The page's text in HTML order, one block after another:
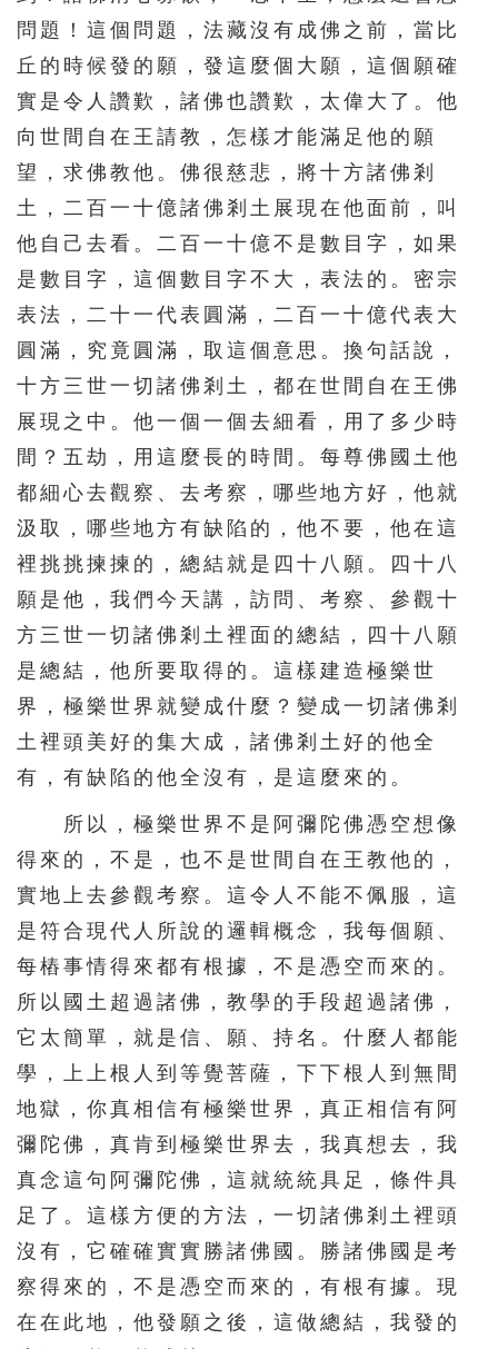
236 237 238 239 240
241 242 243 244 245
246 247 248 249 250
251 252 253 254 255
257 258 259 260
266 267 268 269 270
271 272 273 274 275
276 277 278 279 280
281 282 283 284 285
291 292 293 294 295
296 297 298 299 300
301 302 303 304 305
306 307 308 309 310
316 317 318 319 320
321 322 323 324
326 327 328 329 330
331 332 333 334 335
336 337 338 339 340
341 342 343 344 345
351 352 353 354 355
356 357 358 359 360
361 362 363 364 365
366 367 368 369 370
371 372 373 374 375
381 382 383 384 385
386 387 388 389 390
問題！這個問題，法藏沒有成佛之前，當比
丘的時候發的願，發這麼個大願，這個願確
實是令人讚歎，諸佛也讚歎，太偉大了。他
向世間自在王請教，怎樣才能滿足他的願
望，求佛教他。佛很慈悲，將十方諸佛剎
土，二百一十億諸佛剎土展現在他面前，叫
他自己去看。二百一十億不是數目字，如果
是數目字，這個數目字不大，表法的。密宗
表法，二十一代表圓滿，二百一十億代表大
圓滿，究竟圓滿，取這個意思。換句話說，
十方三世一切諸佛剎土，都在世間自在王佛
展現之中。他一個一個去細看，用了多少時
間？五劫，用這麼長的時間。每尊佛國土他
都細心去觀察、去考察，哪些地方好，他就
汲取，哪些地方有缺陷的，他不要，他在這
裡挑挑揀揀的，總結就是四十八願。四十八
願是他，我們今天講，訪問、考察、參觀十
方三世一切諸佛剎土裡面的總結，四十八願
是總結，他所要取得的。這樣建造極樂世
界，極樂世界就變成什麼？變成一切諸佛剎
土裡頭美好的集大成，諸佛剎土好的他全
有，有缺陷的他全沒有，是這麼來的。
所以，極樂世界不是阿彌陀佛憑空想像
得來的，不是，也不是世間自在王教他的，
實地上去參觀考察。這令人不能不佩服，這
是符合現代人所說的邏輯概念，我每個願、
每樁事情得來都有根據，不是憑空而來的。
所以國土超過諸佛，教學的手段超過諸佛，
它太簡單，就是信、願、持名。什麼人都能
學，上上根人到等覺菩薩，下下根人到無間
地獄，你真相信有極樂世界，真正相信有阿
彌陀佛，真肯到極樂世界去，我真想去，我
真念這句阿彌陀佛，這就統統具足，條件具
足了。這樣方便的方法，一切諸佛剎土裡頭
沒有，它確確實實勝諸佛國。勝諸佛國是考
察得來的，不是憑空而來的，有根有據。現
在在此地，他發願之後，這做總結，我發的